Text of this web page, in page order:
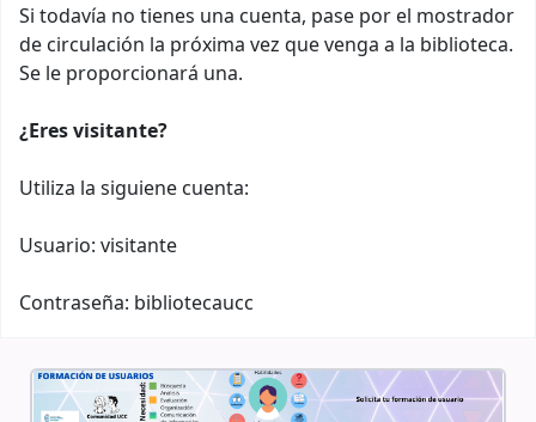
Si todavía no tienes una cuenta, pase por el mostrador
de circulación la próxima vez que venga a la biblioteca.
Se le proporcionará una.
¿Eres visitante?
Utiliza la siguiene cuenta:
Usuario: visitante
Contraseña: bibliotecaucc